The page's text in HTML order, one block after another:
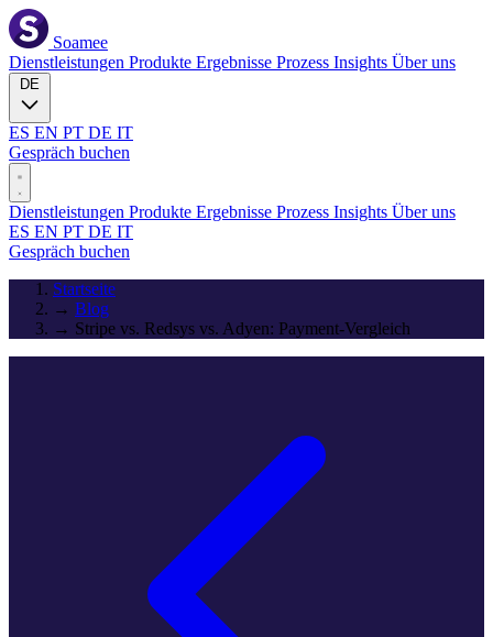
Soamee
Dienstleistungen Produkte Ergebnisse Prozess Insights Über uns
ES EN PT DE IT
Gespräch buchen
Dienstleistungen Produkte Ergebnisse Prozess Insights Über uns
ES EN PT DE IT
Gespräch buchen
Startseite
→ Blog
→ Stripe vs. Redsys vs. Adyen: Payment-Vergleich